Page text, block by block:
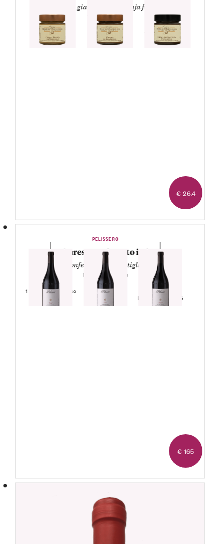
— Bianca, gianduja e gianduja fondente —
1 Vasetto Crema
bianca di nocciole
1 Vasetto Crema di
gianduja
1 Vasetto Crema di
gianduja fondente
€ 26.4
PELISSERO
3 Barbaresco cofanetto in legno
— confezione da 3 bottiglie —
1 Vanotu Barbaresco
DOCG
1 Tulin Barbaresco
DOCG
1 Nubiola
Barbaresco DOCG
€ 165